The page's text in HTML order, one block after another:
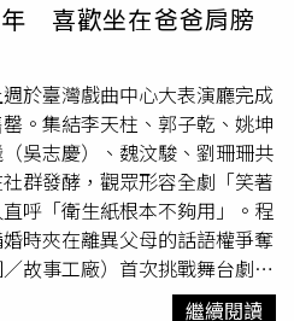
喜歡坐在爸爸肩膀
於臺灣戲曲中心大表演廳完成
。集結李天柱、郭子乾、姚坤
吳志慶）、魏汶駿、劉珊珊共
群發酵，觀眾形容全劇「笑著
呼「衛生紙根本不夠用」。程
時夾在離異父母的話語權爭奪
故事工廠）首次挑戰舞台劇的
彿回到學生時期面對大考，不
繼續閱讀